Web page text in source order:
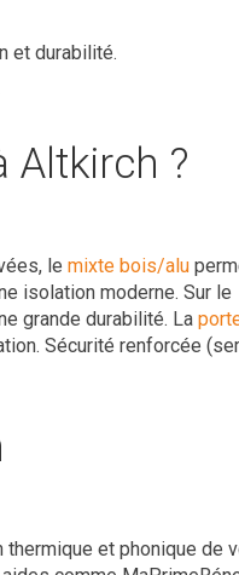
et durabilité.
Altkirch ?
le mixte bois/alu
isolation moderne. Sur le
grande durabilité. La
Sécurité renforcée
thermique et phonique de